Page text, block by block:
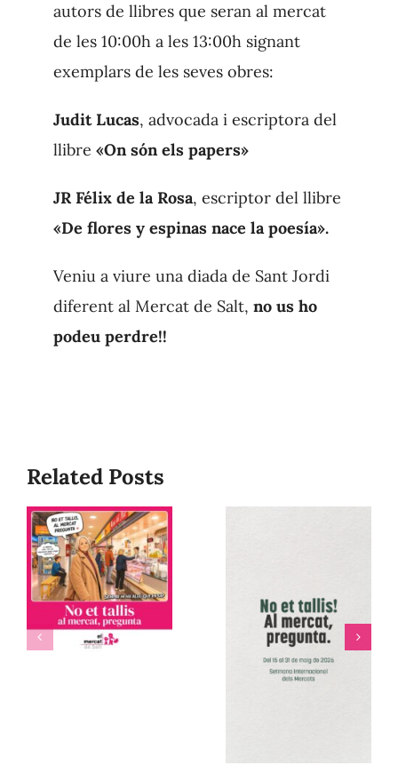
autors de llibres que seran al mercat
de les 10:00h a les 13:00h signant
exemplars de les seves obres:
Judit Lucas, advocada i escriptora del
llibre «On són els papers»
JR Félix de la Rosa, escriptor del llibre
«De flores y espinas nace la poesía».
Veniu a viure una diada de Sant Jordi
diferent al Mercat de Salt, no us ho
podeu perdre!!
Related Posts